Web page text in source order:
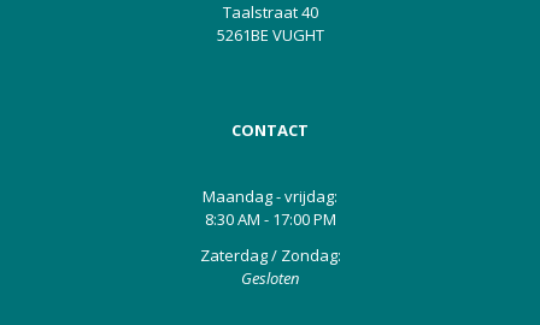
Taalstraat 40
5261BE VUGHT
CONTACT
Maandag - vrijdag:
8:30 AM - 17:00 PM
Zaterdag / Zondag:
Gesloten